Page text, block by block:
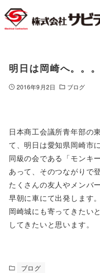
明日は岡崎へ。。。
2016年9月2日 ブログ
日本商工会議所青年部の
て、明日は愛知県岡崎市
同級の会である「モンキ
あって、そのつながりで
たくさんの友人やメンバ
早朝に車にて出発します。
岡崎城にも寄ってきたい
してきたいと思います。
ブログ